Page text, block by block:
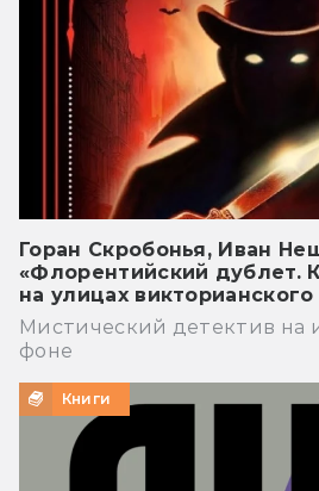
Горан Скробонья, Иван
«Флорентийский дублет.
на улицах
Мистический детектив на
фоне
Книги